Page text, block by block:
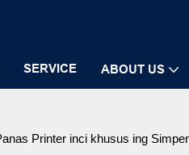
SERVICE ABOUT US
Printer inci khusus ing